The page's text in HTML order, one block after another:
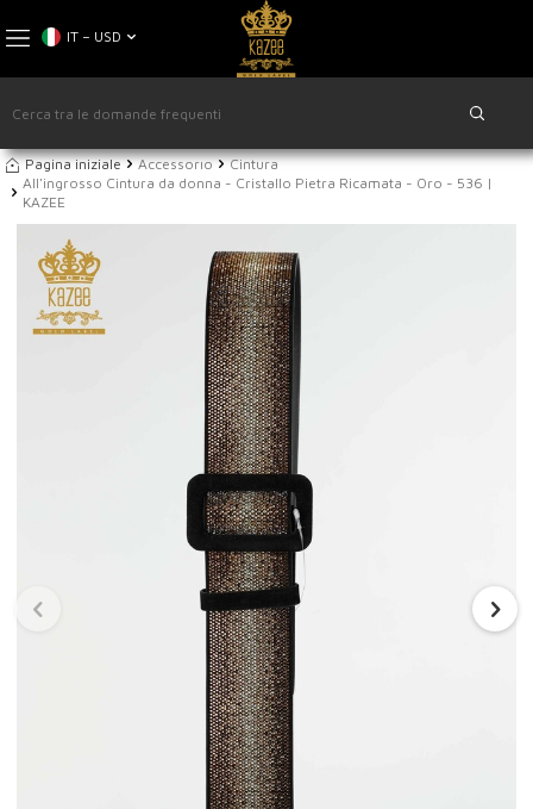
IT − USD
Pagina iniziale Accessorıo
Cintura
All'ingrosso Cintura da donna - Cristallo Pietra Ricamata - Oro - 536 |
KAZEE